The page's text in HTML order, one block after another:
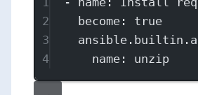
2
become : true
3
4
name : unzip